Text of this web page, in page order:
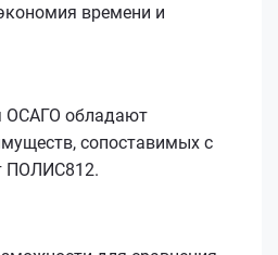
времени и
ОСАГО обладают
сопоставимых с
ПОЛИС812.